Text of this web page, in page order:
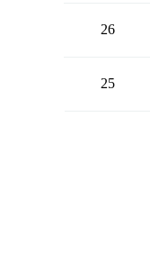
26
25